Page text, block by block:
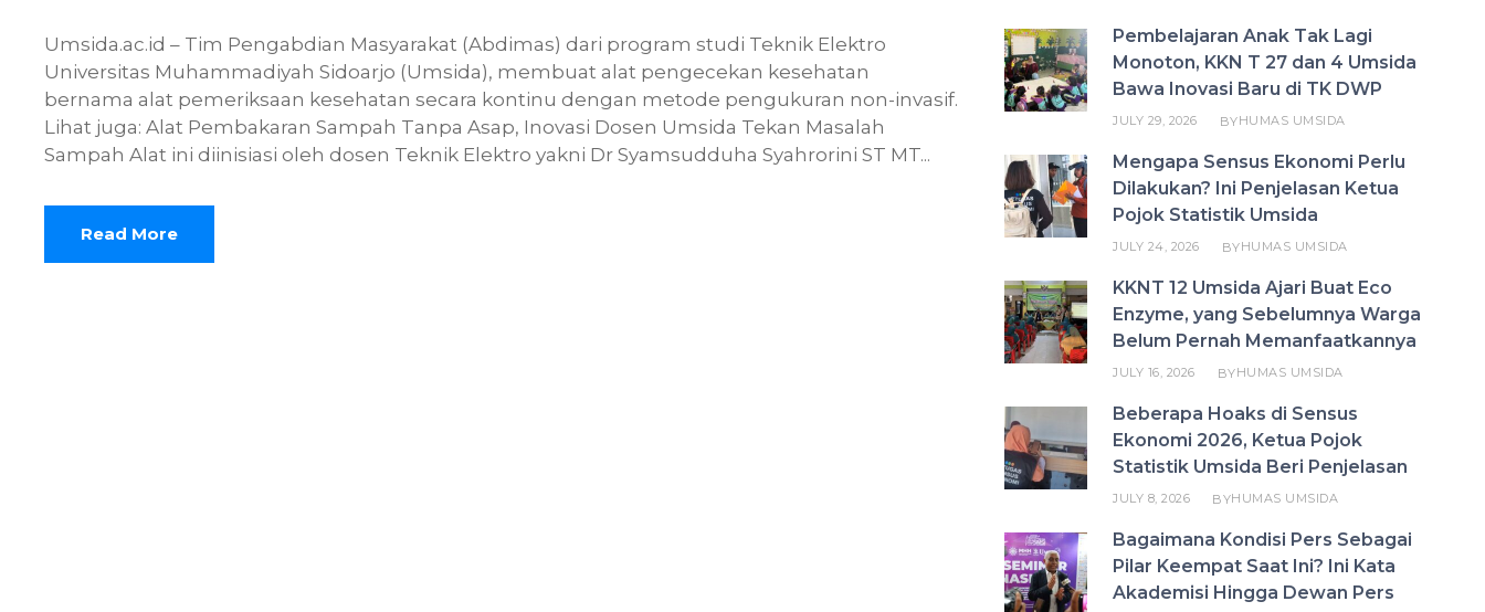
Umsida.ac.id – Tim Pengabdian Masyarakat (Abdimas) dari program studi Teknik Elektro
Universitas Muhammadiyah Sidoarjo (Umsida), membuat alat pengecekan kesehatan
bernama alat pemeriksaan kesehatan secara kontinu dengan metode pengukuran non-invasif.
Lihat juga: Alat Pembakaran Sampah Tanpa Asap, Inovasi Dosen Umsida Tekan Masalah
Sampah Alat ini diinisiasi oleh dosen Teknik Elektro yakni Dr Syamsudduha Syahrorini ST MT...
Read More
Pembelajaran Anak Tak Lagi
Monoton, KKN T 27 dan 4 Umsida
Bawa Inovasi Baru di TK DWP
JULY 29, 2026 BYHUMAS UMSIDA
Mengapa Sensus Ekonomi Perlu
Dilakukan? Ini Penjelasan Ketua
Pojok Statistik Umsida
JULY 24, 2026 BYHUMAS UMSIDA
KKNT 12 Umsida Ajari Buat Eco
Enzyme, yang Sebelumnya Warga
Belum Pernah Memanfaatkannya
JULY 16, 2026 BYHUMAS UMSIDA
Beberapa Hoaks di Sensus
Ekonomi 2026, Ketua Pojok
Statistik Umsida Beri Penjelasan
JULY 8, 2026 BYHUMAS UMSIDA
Bagaimana Kondisi Pers Sebagai
Pilar Keempat Saat Ini? Ini Kata
Akademisi Hingga Dewan Pers